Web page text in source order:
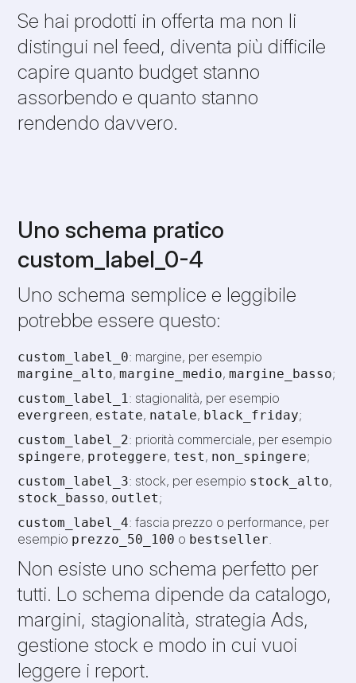
Se hai prodotti in offerta ma non li
distingui nel feed, diventa più difficile
capire quanto budget stanno
assorbendo e quanto stanno
rendendo davvero.
Uno schema pratico
custom_label_0-4
Uno schema semplice e leggibile
potrebbe essere questo:
custom_label_0: margine, per esempio
margine_alto,margine_medio,margine_basso;
custom_label_1 : stagionalità, per esempio
evergreen, estate, natale, black_friday;
custom_label_2: priorità commerciale, per esempio
spingere, proteggere, test, non_spingere;
custom_label_3: stock, per esempio stock_alto,
stock_basso, outlet;
custom_label_4: fascia prezzo o performance, per
esempio prezzo_50_100 o bestseller
Non esiste uno schema perfetto per
tutti. Lo schema dipende da catalogo,
margini, stagionalità, strategia Ads,
gestione stock e modo in cui vuoi
leggere i report.